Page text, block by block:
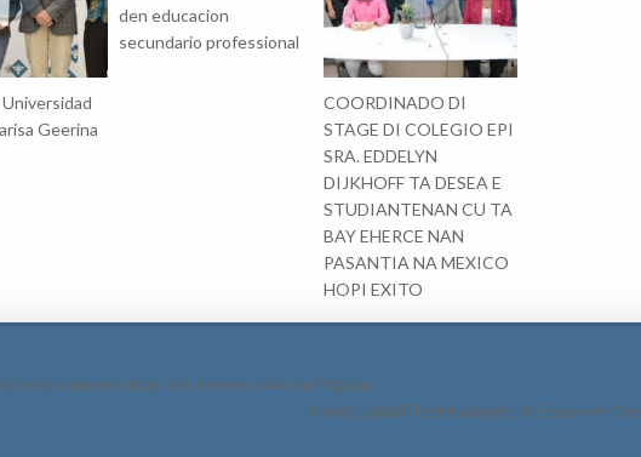
Geerina
den educacion
secundario professional
COORDINADO DI
STAGE DI COLEGIO EPI
SRA. EDDELYN
DIJKHOFF TA DESEA E
STUDIANTENAN CU TA
BAY EHERCE NAN
PASANTIA NA MEXICO
HOPI EXITO
atras riba tereno priva na Papaya
Using Digital Technologies to Empower